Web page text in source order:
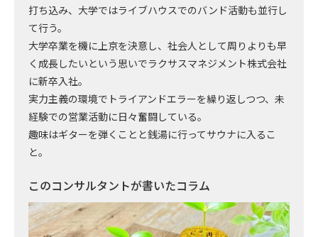
打ち込み、大学ではライブハウスでのバンド活動も並行し
て行う。
大学卒業を機に上京を決意し、社会人として周りよりも早
く成長したいという思いでラクサスマネジメント株式会社
に新卒入社。
実力主義の環境でトライアンドエラーを繰り返しつつ、未
経験での営業活動に日々奮闘している。
趣味はギターを弾くことと銭湯に行ってサウナに入るこ
と。
このコンサルタントが書いたコラム